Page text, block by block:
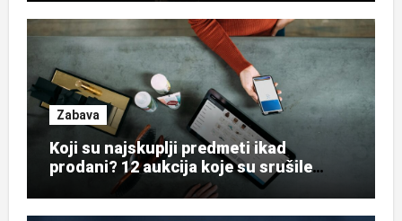
Zabava
Koji su najskuplji predmeti ikad
prodani? 12 aukcija koje su srušile